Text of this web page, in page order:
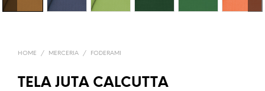
HOME / MERCERIA / FODERAMI
TELA JUTA CALCUTTA